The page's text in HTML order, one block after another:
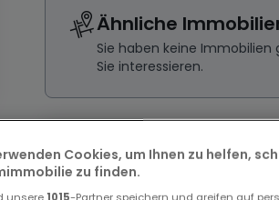
Ähnliche
Sie haben keine
Sie interessieren.
Cookies, um Ihnen zu helfen,
zu finden.